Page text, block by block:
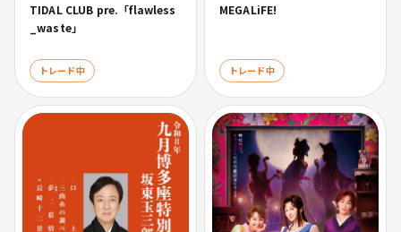
TIDAL CLUB pre.「flawless
_waste」
トレード中
MEGALiFE!
トレード中